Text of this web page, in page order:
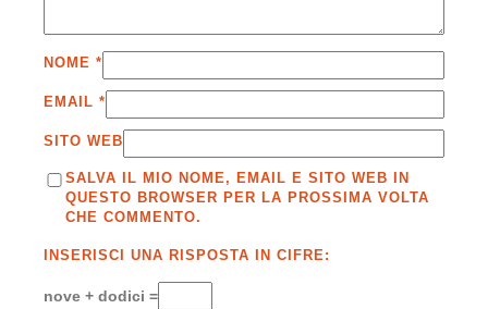
NOME *
EMAIL *
SITO WEB
SALVA IL MIO NOME, EMAIL E SITO WEB IN
QUESTO BROWSER PER LA PROSSIMA VOLTA
CHE COMMENTO.
INSERISCI UNA RISPOSTA IN CIFRE:
nove + dodici =